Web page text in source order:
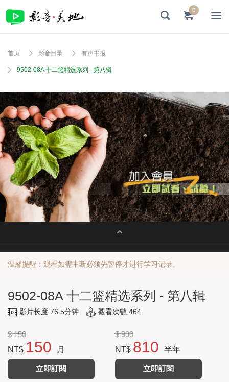
0
首页 影音目录 有声书报
9502-08A 十二篮精选系列 - 第八辑
温馨提醒：观看如需中断必须先暂停才进行学习记录。
9502-08A 十二篮精选系列 - 第八辑
影片长度 76.5分钟 觀看次數 464
$ 150
NT$ 150 月
立即訂閱
$ 900
NT$ 810 半年
立即訂閱